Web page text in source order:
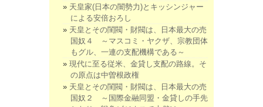
天皇家(日本の闇勢力)とキッシンジャー
による安倍おろし
天皇とその閨閥・財閥は、日本最大の売
国奴４ ～マスコミ・ヤクザ、宗教団体
もグル、一連の支配機構である～
現代に至る従米、金貸し支配の路線。そ
の原点は中曽根政権
天皇とその閨閥・財閥は、日本最大の売
国奴２ ～国際金融同盟・金貸しの手先